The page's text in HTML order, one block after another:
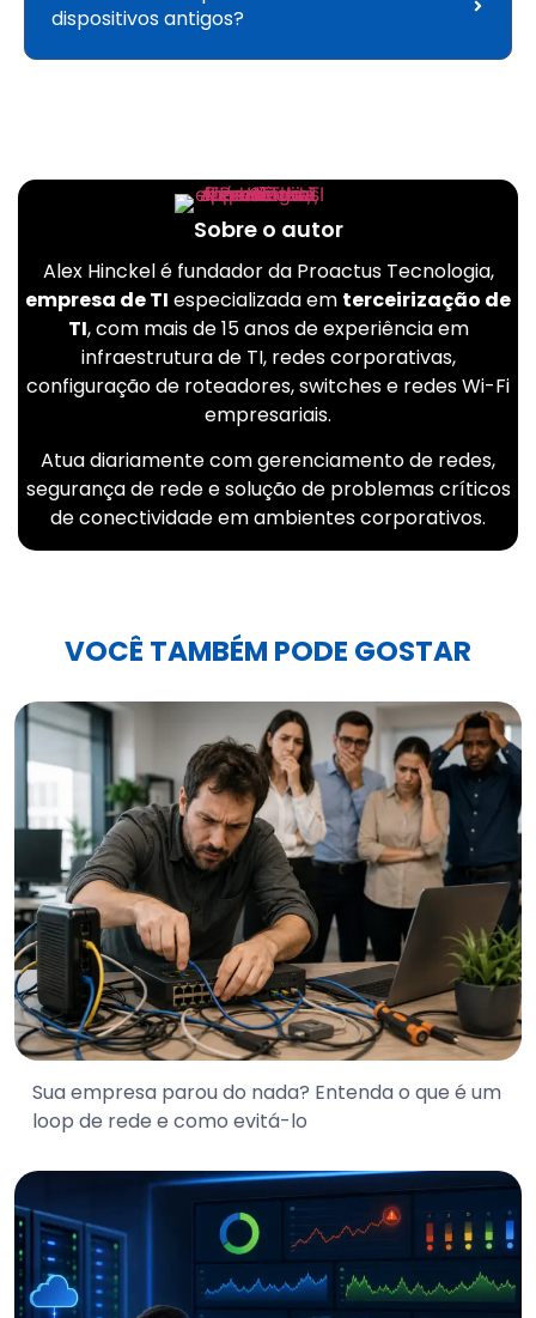
dispositivos antigos?
Sobre o autor
Alex Hinckel é fundador da Proactus Tecnologia,
empresa de TI especializada em terceirização de
TI, com mais de 15 anos de experiência em
infraestrutura de TI, redes corporativas,
configuração de roteadores, switches e redes Wi-Fi
empresariais.
Atua diariamente com gerenciamento de redes,
segurança de rede e solução de problemas críticos
de conectividade em ambientes corporativos.
VOCÊ TAMBÉM PODE GOSTAR
Sua empresa parou do nada? Entenda o que é um
loop de rede e como evitá-lo